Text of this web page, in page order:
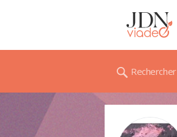
Rechercher